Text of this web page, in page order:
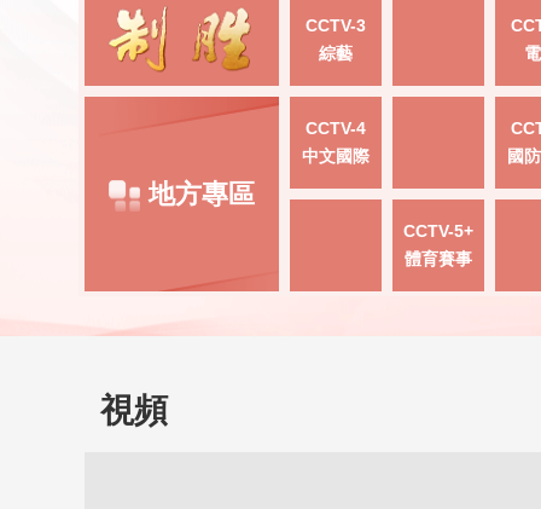
CCTV-3
綜藝
地方專區
CCTV-4
中文國際
國
CCTV-5+
體育賽事
視頻